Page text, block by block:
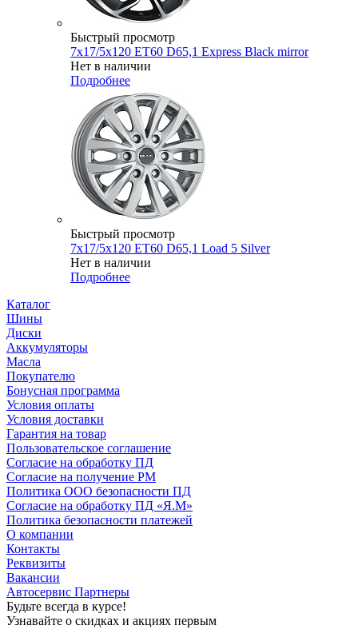
Быстрый просмотр
7x17/5x120 ET60 D65,1 Express Black mirror
Нет в наличии
Подробнее
Быстрый просмотр
7x17/5x120 ET60 D65,1 Load 5 Silver
Нет в наличии
Подробнее
Каталог
Шины
Диски
Аккумуляторы
Масла
Покупателю
Бонусная программа
Условия оплаты
Условия доставки
Гарантия на товар
Пользовательское соглашение
Согласие на обработку ПД
Согласие на получение РМ
Политика ООО безопасности ПД
Согласие на обработку ПД «Я.М»
Политика безопасности платежей
О компании
Контакты
Реквизиты
Вакансии
Автосервис Партнеры
Будьте всегда в курсе!
Узнавайте о скидках и акциях первым